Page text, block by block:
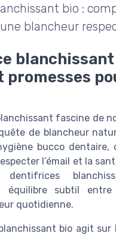
bio :
une blancheur
blanchissant
promesses
fascine de
de blancheur
bucco dentaire,
l’émail et la
dentifrices
équilibre subtil entre
quotidienne.
bio agit sur